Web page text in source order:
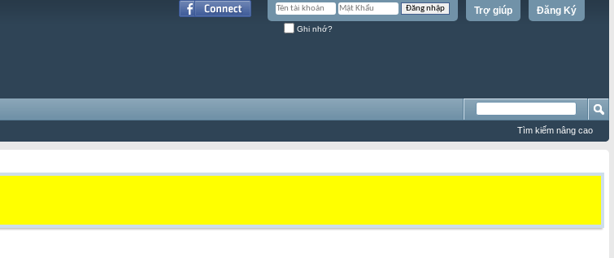
Đăng Ký
Trợ giúp
Ghi nhớ?
Tìm kiếm nâng cao